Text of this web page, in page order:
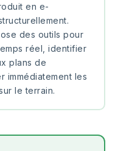
en e-
des outils pour
réel, identifier
plans de
immédiatement les
le terrain.